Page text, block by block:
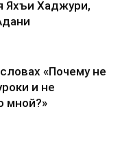
Яхъи Хаджури,
«Почему не
и не
мной?»